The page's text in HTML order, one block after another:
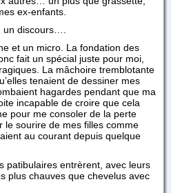
ex-enfants.
discours….
et un micro. La fondation des
fait un spécial juste pour moi,
La mâchoire tremblotante
tenaient de dessiner mes
hagardes pendant que ma
incapable de croire que cela
pour me consoler de la perte
le sourire de mes filles comme
au courant depuis quelque
patibulaires entrèrent, avec leurs
plus chauves que chevelus avec